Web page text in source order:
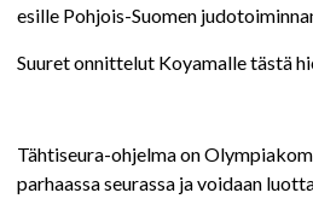
esille Pohjois-Suomen
Suuret onnittelut Koyamalle tästä
Tähtiseura-ohjelma on
parhaassa seurassa ja voidaan